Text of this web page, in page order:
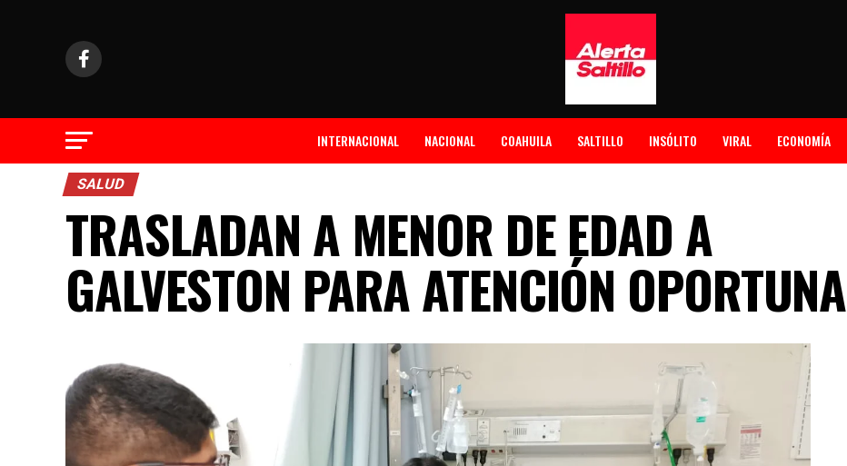
INTERNACIONAL NACIONAL COAHUILA SALTILLO INSÓLITO VIRAL ECONOMÍA
SALUD
TRASLADAN A MENOR DE EDAD A
GALVESTON PARA ATENCIÓN OPORTUNA